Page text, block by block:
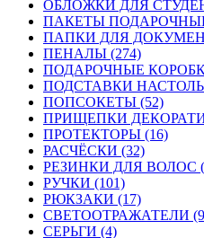
ОБЛОЖКИ ДЛЯ
ПАКЕТЫ
ПАПКИ ДЛЯ
ПЕНАЛЫ (274)
ПОДАРОЧНЫЕ
ПОДСТАВКИ
ПОПСОКЕТЫ (52)
ПРИЩЕПКИ
ПРОТЕКТОРЫ (16)
РАСЧЁСКИ (32)
РЕЗИНКИ ДЛЯ ВОЛОС
РУЧКИ (101)
РЮКЗАКИ (17)
СВЕТООТРАЖАТЕЛИ
СЕРЬГИ (4)